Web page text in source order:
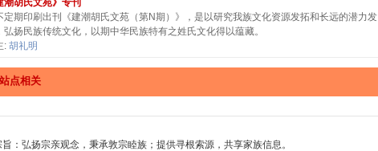
潮胡氏文苑》专刊
定期印刷出刊《建潮胡氏文苑（第N期）》，是以研究我族文化资源发拓和长远的潜力发
弘扬民族传统文化，以期中华民族特有之姓氏文化得以蕴藏。
: 胡礼明
站点相关
：弘扬宗亲观念，秉承敦宗睦族；提供寻根索源，共享家族信息。